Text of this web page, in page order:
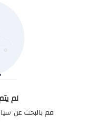
لم
قم بالبحث عن